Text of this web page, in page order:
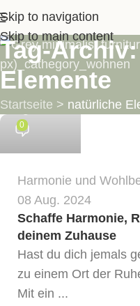
Skip to navigation
Skip to main content
Tag-
Elemente
Startseite > natürliche
LIMETTE
0
Harmonie und
08 Aug. 2024
Schaffe Harmonie,
deinem Zuhause
Hast du dich jemals
zu einem Ort der
Mit ein ...